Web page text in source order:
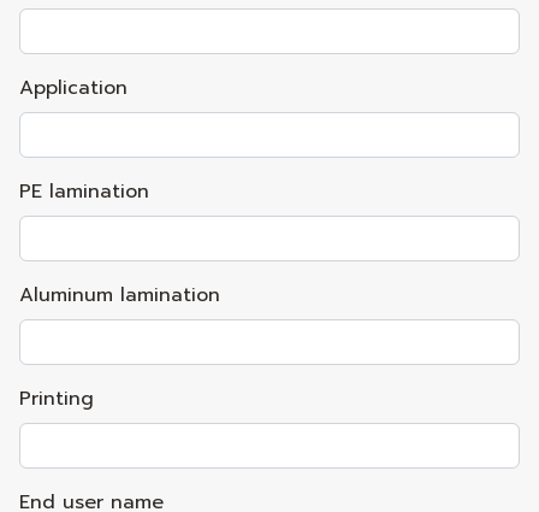
Application
PE lamination
Aluminum lamination
Printing
End user name